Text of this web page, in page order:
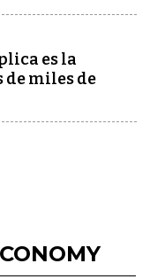
es la
de miles de